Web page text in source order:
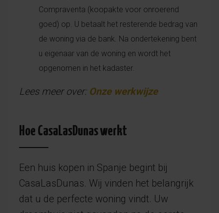
Compraventa (koopakte voor onroerend
goed) op. U betaalt het resterende bedrag van
de woning via de bank. Na ondertekening bent
u eigenaar van de woning en wordt het
opgenomen in het kadaster.
Lees meer over: Onze werkwijze
Hoe CasaLasDunas werkt
Een huis kopen in Spanje begint bij
CasaLasDunas. Wij vinden het belangrijk
dat u de perfecte woning vindt. Uw